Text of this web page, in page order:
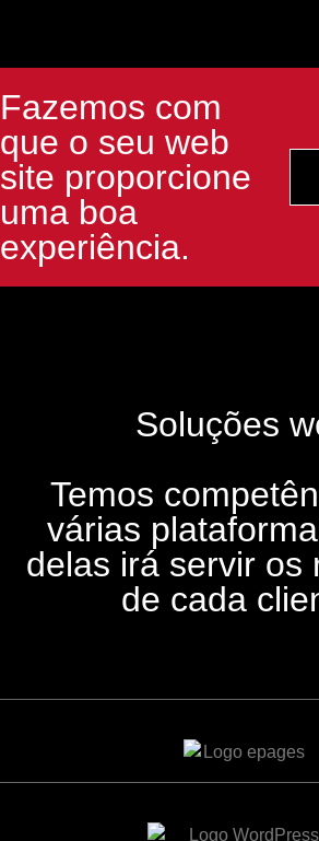
Fazemos com
que o seu web
site proporcione
uma boa
experiência.
Soluções
Temos
várias
delas irá servir os
de cada